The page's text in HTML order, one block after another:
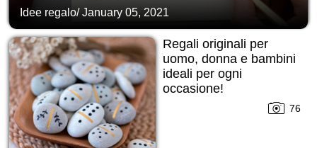
Idee regalo/January 05, 2021
Regali originali per
uomo, donna e bambini
ideali per ogni
occasione!
76